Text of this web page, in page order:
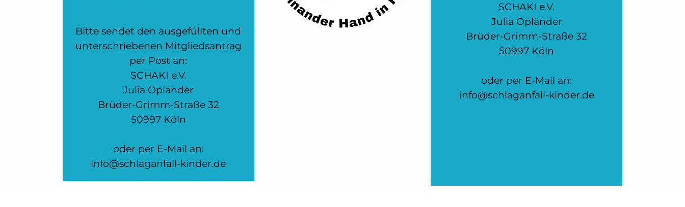
Bitte sendet den ausgefüllten und
unterschriebenen Mitgliedsantrag
per Post an:
SCHAKI e.V.
Julia Opländer
Brüder-Grimm-Straße 32
50997 Köln
oder per E-Mail an:
info@schlaganfall-kinder.de
SCHAKI e.V.
Julia Opländer
Brüder-Grimm-Straße 32
50997 Köln
oder per E-Mail an:
info@schlaganfall-kinder.de